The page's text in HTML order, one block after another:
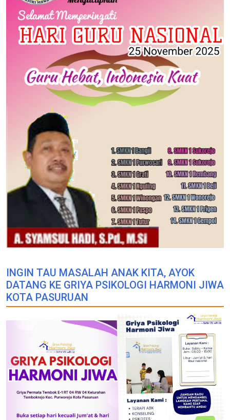
INGIN TAU MASALAH ANAK KITA, AYOK
DATANG KE GRIYA PSIKOLOGI HARMONI JIWA
KOTA PASURUAN